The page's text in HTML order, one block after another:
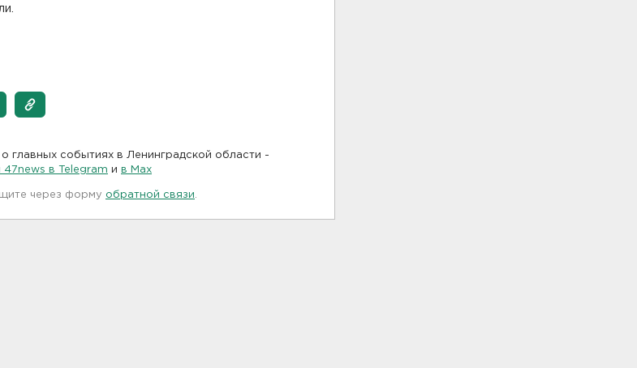
главных событиях в Ленинградской области -
47news в Telegram и в Maх
через форму обратной связи